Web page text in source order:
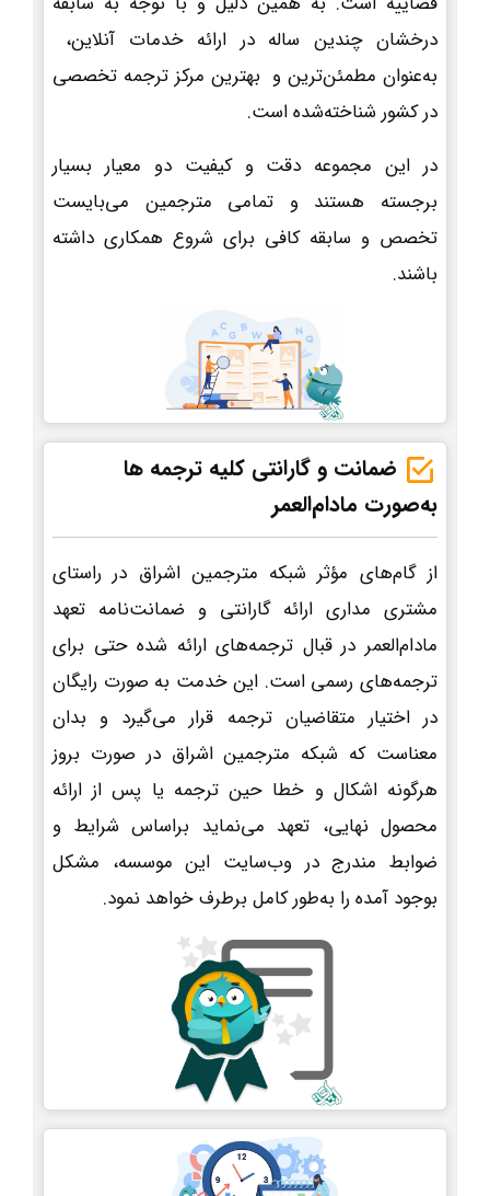
درخشان چندین ساله در ارائه خدمات آنلاین،
به‌عنوان مطمئن‌ترین و بهترین مرکز ترجمه تخصصی
در کشور شناخته‌شده است.
در این مجموعه دقت و کیفیت دو معیار بسیار
برجسته هستند و تمامی مترجمین می‌بایست
تخصص و سابقه کافی برای شروع همکاری داشته
باشند.
ضمانت و گارانتی کلیه ترجمه ها
به‌صورت مادام‌العمر
از گام‌های مؤثر شبکه مترجمین اشراق در راستای
مشتری مداری ارائه گارانتی و ضمانت‌نامه تعهد
مادام‌العمر در قبال ترجمه‌های ارائه شده حتی برای
ترجمه‌های رسمی است. این خدمت به صورت رایگان
در اختیار متقاضیان ترجمه قرار می‌گیرد و بدان
معناست که شبکه مترجمین اشراق در صورت بروز
هرگونه اشکال و خطا حین ترجمه یا پس از ارائه
محصول نهایی، تعهد می‌نماید براساس شرایط و
ضوابط مندرج در وب‌سایت این موسسه، مشکل
بوجود آمده را به‌طور کامل برطرف خواهد نمود.